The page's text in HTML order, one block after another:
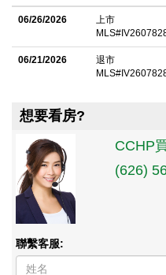
06/26/2026
上市
06/21/2026
退市
想要看房?
CCHP
(626)
聯繫客服: